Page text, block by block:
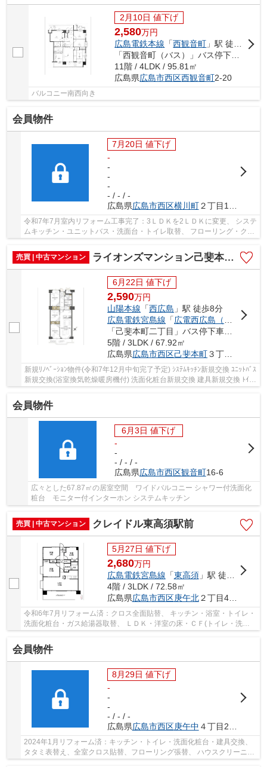
2月10日 値下げ
2,580万円
広島電鉄本線 「西観音町 」駅 徒歩1分
11階 / 4LDK / 95.81㎡
広島県広島市西区西観音町2-20
バルコニー南西向き
会員物件
7月20日 値下げ
-
-
-
-
- / - / -
広島県広島市西区横川町２丁目15-23
令和7年7月室内リフォーム工事完了：3ＬＤＫを2ＬＤＫに変更、 システ
ムキッチン・ユニットバス・洗面台・トイレ取替、 フローリング・クロ
ス・ＣＦシート貼替、洋室エアコンダクト設...
売買 | 中古マンション
ライオンズマンション己斐本町第2
6月22日 値下げ
2,590万円
山陽本線 「西広島 」駅 徒歩8分
広島電鉄宮島線 「広電西広島（己斐）
5階 / 3LDK / 67.92㎡
広島県広島市西区己斐本町３丁目9-3
新規ﾘﾉﾍﾞｰｼｮﾝ物件(令和7年12月中旬完了予定) ｼｽﾃﾑｷｯﾁﾝ新規交換 ﾕﾆｯﾄﾊﾞｽ
新規交換(浴室換気乾燥暖房機付) 洗面化粧台新規交換 建具新規交換 ﾄｲﾚ
新規交換 防水ﾊﾟﾝ新規交換 ﾌﾛｰﾘﾝｸﾞ全室張...
会員物件
6月3日 値下げ
-
-
- / - / -
広島県広島市西区観音町16-6
広々とした67.87㎡の居室空間 ワイドバルコニー シャワー付洗面化
粧台 モニター付インターホン システムキッチン
売買 | 中古マンション クレイドル東高須駅前
5月27日 値下げ
2,680万円
広島電鉄宮島線 「東高須」駅 徒歩2分
4階 / 3LDK / 72.58㎡
広島県広島市西区庚午北２丁目4-12
令和6年7月リフォーム済：クロス全面貼替、 キッチン・浴室・トイレ・
洗面化粧台・ガス給湯器取替、 ＬＤＫ・洋室の床・ＣＦ(トイレ・洗面)
会員物件
8月29日 値下げ
-
-
-
- / - / -
広島県広島市西区庚午中 ４丁目2-10
2024年1月リフォーム済：キッチン・トイレ・洗面化粧台・建具交換、
タタミ表替え、全室クロス貼替、フローリング張替、 ハウスクリーニン